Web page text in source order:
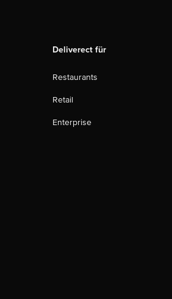
Deliverect für
Restaurants
Retail
Enterprise